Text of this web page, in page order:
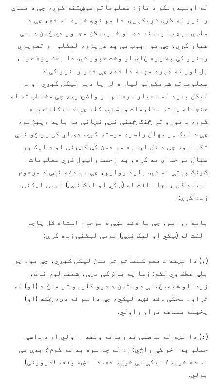
له اوسېدونکو د تازه معلوماتو غوښتنه کوي، چې د همدې
رسنیو له لارې شریکېږي. دا هم نوې خبره نه ده، چې د
ملټي میډیا زمانه ده او خبریالان مجبور دي ځان داسې
عیار کړي، چې یو رپوټ یې په غږیزو، لیکلو او تصویري
رسنیو کې په یوه ځای او وخت خپور شي. دا بحث یوه خوا،
بل لور ته ډېره مهمه دا ده، چې دغو رسنیو کې د
معلوماتو شریکولو لپاره لږ یا ډېر لیکل کېږي او دا
لیکل باید له معیار سره سم او واضح وي، چې مخاطب ته له
جنجاله پرته معلومات ورسوي. کله چې د لیکلو خبره
کوو، د تورو تر څنګ ځینې نښې نښانې هم باید وپېژنو،
چې د لیک پر مهال راسره مرسته کوي. دې لړ کې یو څو نښې
تکرارو، چې د تل لپاره مو ذهن کې کښېنې او د لیک پر
مهال مو خدای مه کړه، په زحمت راټول کړي معلومات
ګونګ پاتې نه شي. باید ووایم، چې ما دغه نښې د مرحوم
استاد ګل پاچا الفت له (ټکي او لیک نښې) نومې لیکنې
زده کړې:
باید ووایم، چې ما دغه نښې د مرحوم استاد ګل پاچا
الفت له (ټکي او لیک نښې) نومې لیکنې زده کړې:
(،) دا نښته د هغو کلماتو تر منځ لیکل کېږي، چې یوه پر
بلې عطف وي لکه: زما په باغ کې مڼې، شفتالو، ناک،
زردالو شته. ځینې دوستان د دوو کلیمو تر منځ د (او) له
تړاوه مخکې دغه نښه لیکي، چې دا سم نه دی، ځکه (او)
پخپله همدغه تړاو راولي.
(؛) دا نښه له فاصلې نه زیاته وقفه راولي او د داسې
جملو په اخر کې راځي: زه له چا سره بد نه کوم؛ بدې مې
نه ده خوښه؛ نیکې مې خوښه ده. دا نښه وقفه (دروونې)
بولي.